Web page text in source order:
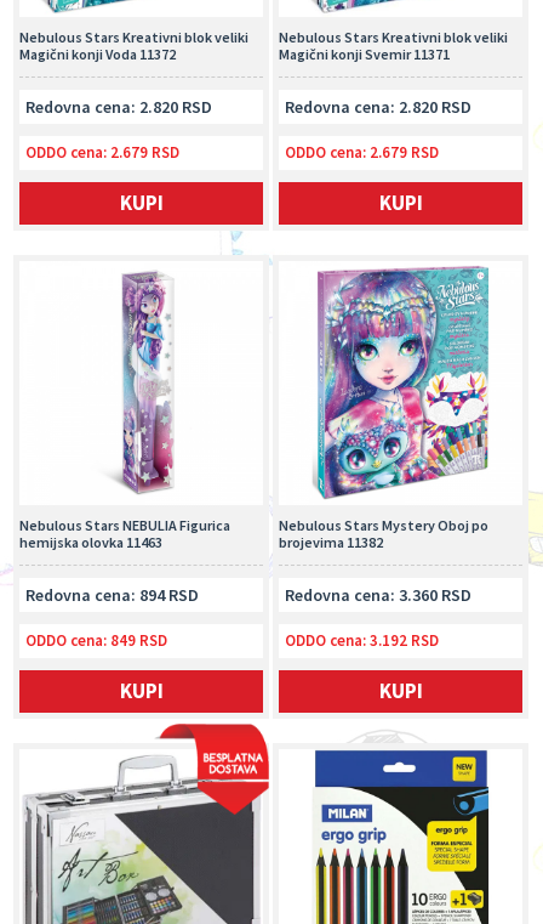
Nebulous Stars Kreativni blok veliki
Magični konji Svemir 11371
Redovna cena: 2.820 RSD
ODDO cena: 2.679 RSD
KUPI
Nebulous Stars Kreativni blok veliki
Magični konji Voda 11372
Redovna cena: 2.820 RSD
ODDO cena: 2.679 RSD
KUPI
Nebulous Stars Mystery Oboj po
brojevima 11382
Redovna cena: 3.360 RSD
ODDO cena:3.192 RSD
KUPI
Nebulous Stars NEBULIA Figurica
hemijska olovka 11463
Redovna cena: 894 RSD
ODDO cena: 849 RSD
KUPI